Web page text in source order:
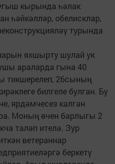
кырында һәлак
һәйкәлләр, обелисклар,
турында
яхшырту шулай ук
араларда гына 40
тикшерелеп, 26сының
билгеле булган. Бу
ярдәмчесез калган
Моның өчен барлыгы 2
таләп ителә. Зур
ветераннар
беркетү